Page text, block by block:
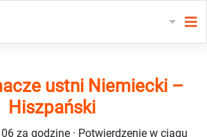
ustni Niemiecki –
Hiszpański
za godzinę · Potwierdzenie w ciągu